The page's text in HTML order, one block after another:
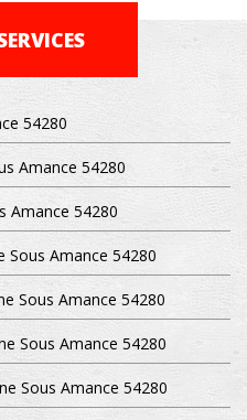
54280
Amance 54280
Amance 54280
Sous Amance 54280
Sous Amance 54280
Sous Amance 54280
Sous Amance 54280